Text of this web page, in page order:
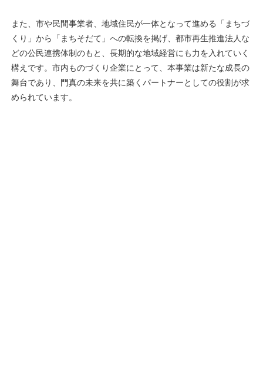
また、市や民間事業者、地域住民が一体となって進める「まちづ
くり」から「まちそだて」への転換を掲げ、都市再生推進法人な
どの公民連携体制のもと、長期的な地域経営にも力を入れていく
構えです。市内ものづくり企業にとって、本事業は新たな成長の
舞台であり、門真の未来を共に築くパートナーとしての役割が求
められています。